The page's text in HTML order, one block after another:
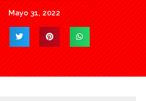
Mayo 31, 2022